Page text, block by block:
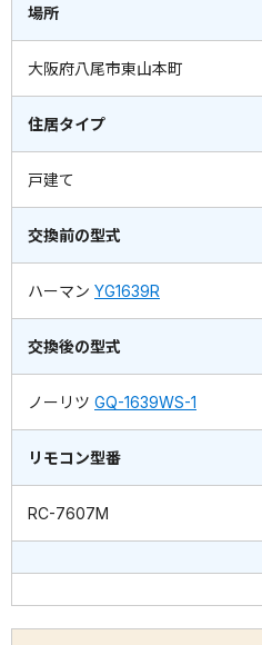
場所
大阪府八尾市東山本町
住居タイプ
戸建て
交換前の型式
ハーマン YG1639R
交換後の型式
ノーリツ GQ-1639WS-1
リモコン型番
RC-7607M